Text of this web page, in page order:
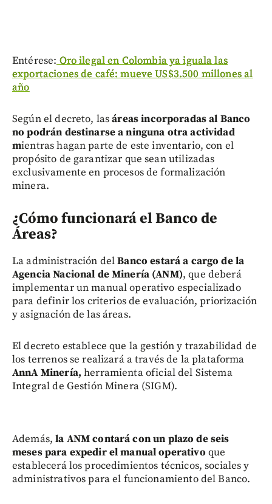
Entérese: Oro ilegal en Colombia ya iguala las
exportaciones de café: mueve US$3.500 millones al
año
Según el decreto, lasáreas incorporadas al Banco
no podrán destinarse a ninguna otra actividad
mientras hagan parte de este inventario, con el
propósito de garantizar que sean utilizadas
exclusivamente en procesos de formalización
minera.
¿Cómo funcionará el Banco de
Áreas?
La administración delBanco estará a cargo de la
Agencia Nacional de Minería (ANM), que deberá
implementar un manual operativo especializado
para definir los criterios de evaluación, priorización
y asignación de las áreas.
El decreto establece que la gestión y trazabilidad de
los terrenos se realizará a través de la plataforma
AnnA Minería, herramienta oficial del Sistema
Integral de Gestión Minera (SIGM).
Además,la ANM contará con un plazo de seis
meses para expedir el manual operativo que
establecerá los procedimientos técnicos, sociales y
administrativos para el funcionamiento del Banco.